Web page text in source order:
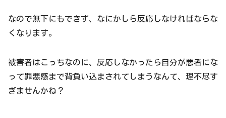
なので無下にもできず、なにかしら反応しなければならな
くなります。
被害者はこっちなのに、反応しなかったら自分が悪者にな
って罪悪感まで背負い込まされてしまうなんて、理不尽す
ぎませんかね？